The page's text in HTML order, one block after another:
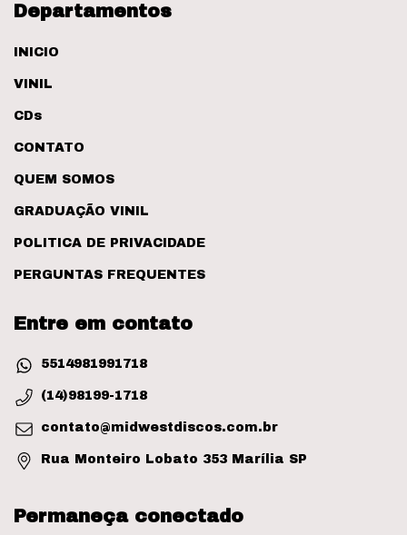
Departamentos
INICIO
VINIL
CDs
CONTATO
QUEM SOMOS
GRADUAÇÃO VINIL
POLITICA DE PRIVACIDADE
PERGUNTAS FREQUENTES
Entre em contato
5514981991718
(14)98199-1718
contato@midwestdiscos.com.br
Rua Monteiro Lobato 353 Marília SP
Permaneça conectado